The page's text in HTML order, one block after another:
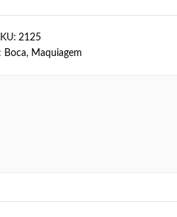
2125
Boca, Maquiagem